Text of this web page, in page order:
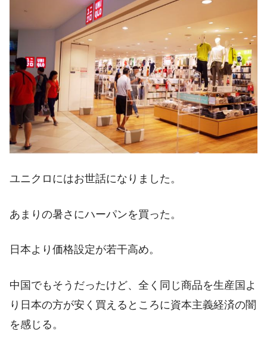
ユニクロにはお世話になりました。
あまりの暑さにハーパンを買った。
日本より価格設定が若干高め。
中国でもそうだったけど、全く同じ商品を生産国よ
り日本の方が安く買えるところに資本主義経済の闇
を感じる。